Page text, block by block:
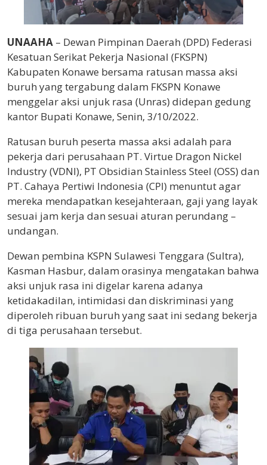
UNAAHA – Dewan Pimpinan Daerah (DPD) Federasi
Kesatuan Serikat Pekerja Nasional (FKSPN)
Kabupaten Konawe bersama ratusan massa aksi
buruh yang tergabung dalam FKSPN Konawe
menggelar aksi unjuk rasa (Unras) didepan gedung
kantor Bupati Konawe, Senin, 3/10/2022.
Ratusan buruh peserta massa aksi adalah para
pekerja dari perusahaan PT. Virtue Dragon Nickel
Industry (VDNI), PT Obsidian Stainless Steel (OSS) dan
PT. Cahaya Pertiwi Indonesia (CPI) menuntut agar
mereka mendapatkan kesejahteraan, gaji yang layak
sesuai jam kerja dan sesuai aturan perundang –
undangan.
Dewan pembina KSPN Sulawesi Tenggara (Sultra),
Kasman Hasbur, dalam orasinya mengatakan bahwa
aksi unjuk rasa ini digelar karena adanya
ketidakadilan, intimidasi dan diskriminasi yang
diperoleh ribuan buruh yang saat ini sedang bekerja
di tiga perusahaan tersebut.